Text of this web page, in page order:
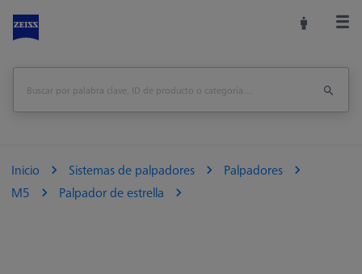
Inicio Sistemas de palpadores
Palpadores
M5
Palpador de estrella